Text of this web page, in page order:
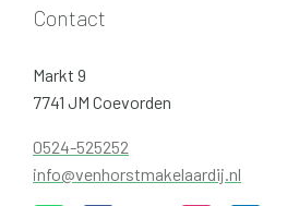
Contact
Markt 9
7741 JM Coevorden
0524-525252
info@venhorstmakelaardij.nl